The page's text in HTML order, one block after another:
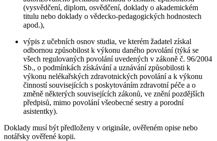
(vysvědčení, diplom, osvědčení, doklady o akademickém
titulu nebo doklady o vědecko-pedagogických hodnostech
apod.),
výpis z učebních osnov studia, ve kterém žadatel získal
odbornou způsobilost k výkonu daného povolání (týká se
všech regulovaných povolání uvedených v zákoně č. 96/2004
Sb., o podmínkách získávání a uznávání způsobilosti k
výkonu nelékařských zdravotnických povolání a k výkonu
činností souvisejících s poskytováním zdravotní péče a o
změně některých souvisejících zákonů, ve znění pozdějších
předpisů, mimo povolání všeobecné sestry a porodní
asistentky).
Doklady musí být předloženy v originále, ověřeném opise nebo
notářsky ověřené kopii.